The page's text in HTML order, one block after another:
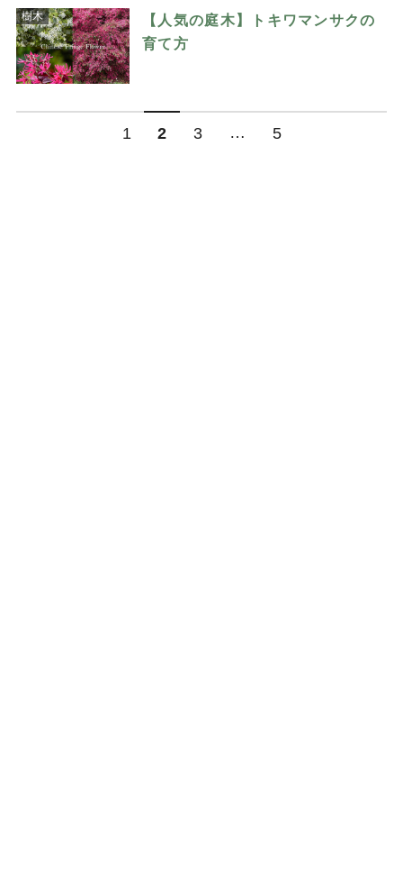
樹木
【人気の庭木】トキワマンサクの
育て方
1 2 3 … 5